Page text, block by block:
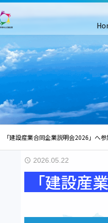
「建設産業合同企業説明会2026」へ
2026.05.22
「建設産